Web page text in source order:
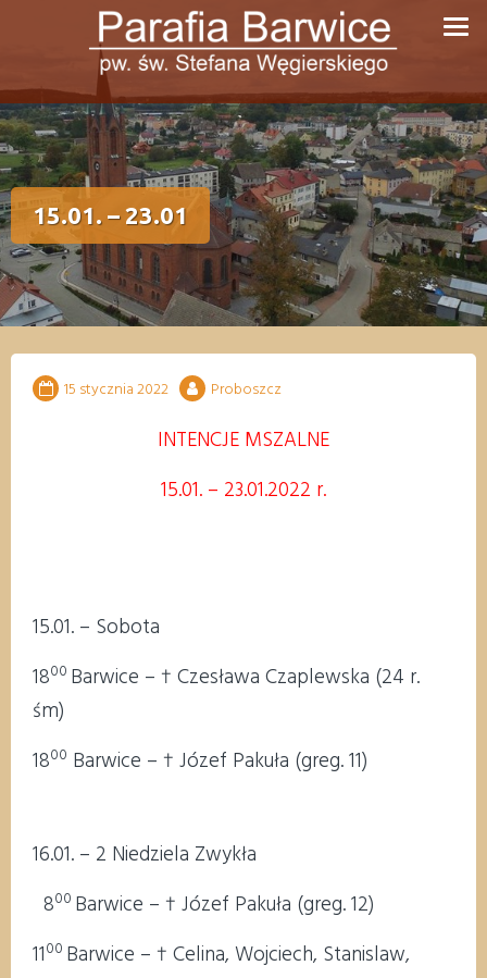
15.01. – 23.01
15 stycznia 2022 Proboszcz
INTENCJE MSZALNE
15.01. – 23.01.2022 r.
15.01. – Sobota
1800 Barwice – † Czesława Czaplewska (24 r.
śm)
1800 Barwice – † Józef Pakuła (greg. 11)
16.01. – 2 Niedziela Zwykła
800 Barwice – † Józef Pakuła (greg. 12)
1100 Barwice – † Celina, Wojciech, Stanislaw,